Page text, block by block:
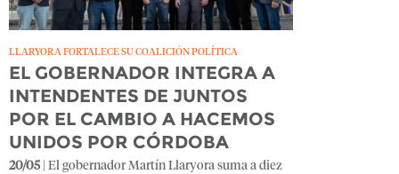
LLARYORA FORTALECE SU COALICIÓN POLÍTICA
EL GOBERNADOR INTEGRA A
INTENDENTES DE JUNTOS
POR EL CAMBIO A HACEMOS
UNIDOS POR CÓRDOBA
20/05 | El gobernador Martín Llaryora suma a diez